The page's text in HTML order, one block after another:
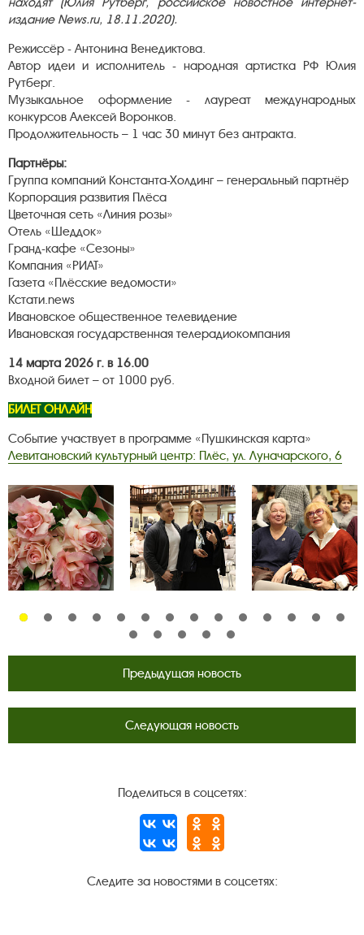
издание News.ru, 18.11.2020).
Режиссёр - Антонина Венедиктова.
Автор идеи и исполнитель - народная артистка РФ Юлия
Рутберг.
Музыкальное оформление - лауреат международных
конкурсов Алексей Воронков.
Продолжительность – 1 час 30 минут без антракта.
Партнёры:
Группа компаний Константа-Холдинг – генеральный партнёр
Корпорация развития Плёса
Цветочная сеть «Линия розы»
Отель «Шеддок»
Гранд-кафе «Сезоны»
Компания «РИАТ»
Газета «Плёсские ведомости»
Кстати.news
Ивановское общественное телевидение
Ивановская государственная телерадиокомпания
14 марта 2026 г. в 16.00
Входной билет – от 1000 руб.
БИЛЕТ ОНЛАЙН
Событие участвует в программе «Пушкинская карта»
Левитановский культурный центр: Плёс, ул. Луначарского, 6
Предыдущая новость
Следующая новость
Поделиться в соцсетях:
Следите за новостями в соцсетях: